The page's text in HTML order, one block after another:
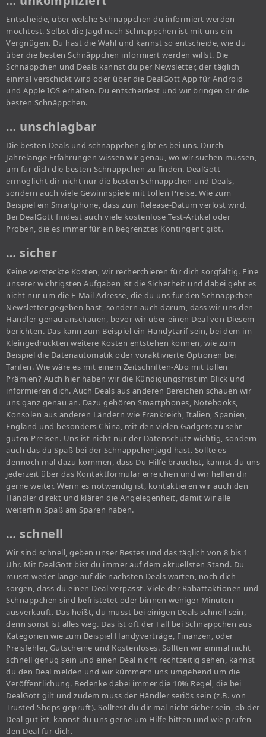
Entscheide, über welche Schnäppchen du informiert werden
möchtest. Selbst die Jagd nach Schnäppchen ist mit uns ein
Vergnügen. Du hast die Wahl und kannst so entscheide, wie du
über die besten Schnäppchen informiert werden willst. Die
Schnäppchen und Deals kannst du per Newsletter, der täglich
einmal verschickt wird oder über die DealGott App für Android
und Apple IOS erhalten. Du entscheidest und wir bringen dir die
besten Schnäppchen.
… unschlagbar
Die besten Deals und schnäppchen gibt es bei uns. Durch
Jahrelange Erfahrungen wissen wir genau, wo wir suchen müssen,
um für dich die besten Schnäppchen zu finden. DealGott
ermöglicht dir nicht nur die besten Schnäppchen und Deals,
sondern auch viele Gewinnspiele mit tollen Preise. Wie zum
Beispiel ein Smartphone, dass zum Release-Datum verlost wird.
Bei DealGott findest auch viele kostenlose Test-Artikel oder
Proben, die es immer für ein begrenztes Kontingent gibt.
… sicher
Keine versteckte Kosten, wir recherchieren für dich sorgfältig. Eine
unserer wichtigsten Aufgaben ist die Sicherheit und dabei geht es
nicht nur um die E-Mail Adresse, die du uns für den Schnäppchen-
Newsletter gegeben hast, sondern auch darum, dass wir uns den
Händler genau anschauen, bevor wir über einen Deal von Diesem
berichten. Das kann zum Beispiel ein Handytarif sein, bei dem im
Kleingedruckten weitere Kosten entstehen können, wie zum
Beispiel die Datenautomatik oder voraktivierte Optionen bei
Tarifen. Wie wäre es mit einem Zeitschriften-Abo mit tollen
Prämien? Auch hier haben wir die Kündigungsfrist im Blick und
informieren dich. Auch Deals aus anderen Bereichen schauen wir
uns ganz genau an. Dazu gehören Smartphones, Notebooks,
Konsolen aus anderen Ländern wie Frankreich, Italien, Spanien,
England und besonders China, mit den vielen Gadgets zu sehr
guten Preisen. Uns ist nicht nur der Datenschutz wichtig, sondern
auch das du Spaß bei der Schnäppchenjagd hast. Sollte es
dennoch mal dazu kommen, dass Du Hilfe brauchst, kannst du uns
jederzeit über das Kontaktformular erreichen und wir helfen dir
gerne weiter. Wenn es notwendig ist, kontaktieren wir auch den
Händler direkt und klären die Angelegenheit, damit wir alle
weiterhin Spaß am Sparen haben.
… schnell
Wir sind schnell, geben unser Bestes und das täglich von 8 bis 1
Uhr. Mit DealGott bist du immer auf dem aktuellsten Stand. Du
musst weder lange auf die nächsten Deals warten, noch dich
sorgen, dass du einen Deal verpasst. Viele der Rabattaktionen und
Schnäppchen sind befristetet oder binnen weniger Minuten
ausverkauft. Das heißt, du musst bei einigen Deals schnell sein,
denn sonst ist alles weg. Das ist oft der Fall bei Schnäppchen aus
Kategorien wie zum Beispiel Handyverträge, Finanzen, oder
Preisfehler, Gutscheine und Kostenloses. Sollten wir einmal nicht
schnell genug sein und einen Deal nicht rechtzeitig sehen, kannst
du den Deal melden und wir kümmern uns umgehend um die
Veröffentlichung. Bedenke dabei immer die 10% Regel, die bei
DealGott gilt und zudem muss der Händler seriös sein (z.B. von
Trusted Shops geprüft). Solltest du dir mal nicht sicher sein, ob der
Deal gut ist, kannst du uns gerne um Hilfe bitten und wie prüfen
den Deal für dich.